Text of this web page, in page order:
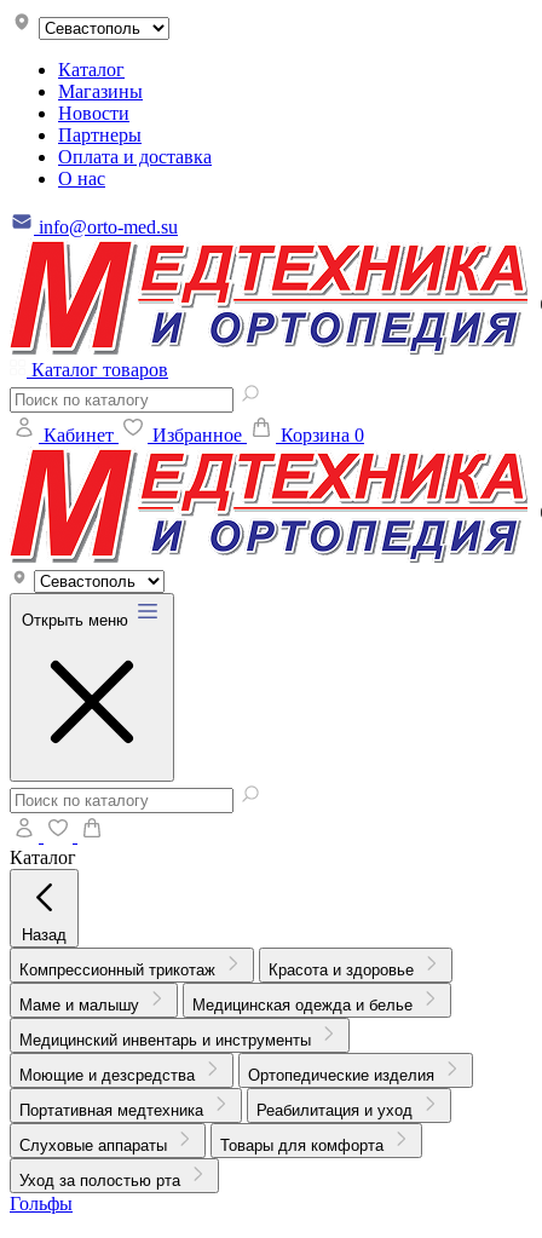
Каталог
Магазины
Новости
Партнеры
Оплата и доставка
О нас
info@orto-med.su
Каталог товаров
Кабинет Избранное Корзина 0
Открыть меню
Каталог
Назад
Компрессионный трикотаж
Красота и здоровье
Маме и малышу
Медицинская одежда и белье
Медицинский инвентарь и инструменты
Моющие и дезсредства
Ортопедические изделия
Портативная медтехника
Реабилитация и уход
Слуховые аппараты
Товары для комфорта
Уход за полостью рта
Гольфы